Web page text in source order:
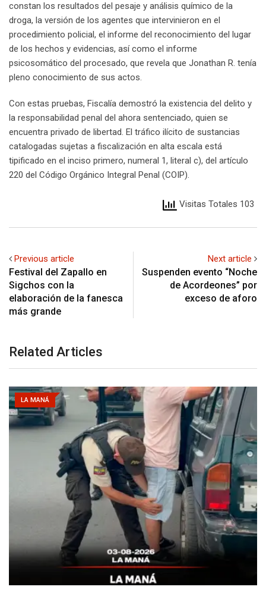
constan los resultados del pesaje y análisis químico de la
droga, la versión de los agentes que intervinieron en el
procedimiento policial, el informe del reconocimiento del lugar
de los hechos y evidencias, así como el informe
psicosomático del procesado, que revela que Jonathan R. tenía
pleno conocimiento de sus actos.
Con estas pruebas, Fiscalía demostró la existencia del delito y
la responsabilidad penal del ahora sentenciado, quien se
encuentra privado de libertad. El tráfico ilícito de sustancias
catalogadas sujetas a fiscalización en alta escala está
tipificado en el inciso primero, numeral 1, literal c), del artículo
220 del Código Orgánico Integral Penal (COIP).
Visitas Totales 103
Previous article
Festival del Zapallo en
Sigchos con la
elaboración de la fanesca
más grande
Next article
Suspenden evento “Noche
de Acordeones” por
exceso de aforo
Related Articles
LA MANÁ